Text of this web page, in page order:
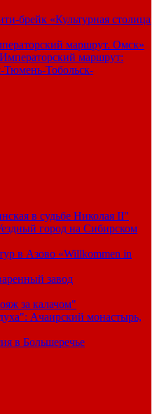
«Культурная столица
маршрут. Омск»
маршрут:
Тобольск-
в судьбе Николая II"
город на Сибирском
в Азово «Willkommen in
завод
за калачом"
Ачаирский монастырь,
в Большеречье